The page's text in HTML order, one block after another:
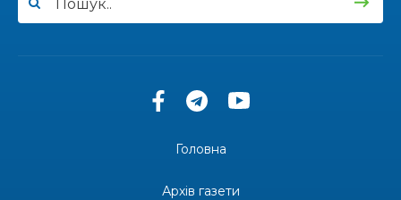
«Дві музи» у Рівному: свято краси, мистецтва
Головна
Архів газети